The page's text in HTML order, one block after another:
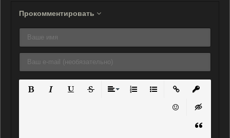
Прокомментировать
Нумерованный список
Маркированный
Вставить ссылку
Вставить